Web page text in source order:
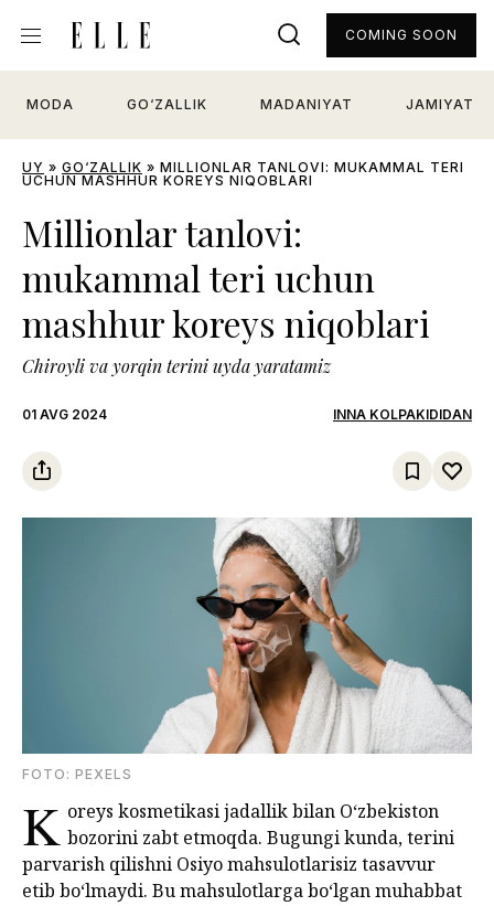
MODA GO‘ZALLIK MADANIYAT JAMIYAT
COMING SOON
UY » GO‘ZALLIK » MILLIONLAR TANLOVI: MUKAMMAL TERI
UCHUN MASHHUR KOREYS NIQOBLARI
Millionlar tanlovi:
mukammal teri uchun
mashhur koreys niqoblari
Chiroyli va yorqin terini uyda yaratamiz
01 AVG 2024 INNA KOLPAKIDIDAN
FOTO: PEXELS
K oreys kosmetikasi jadallik bilan O‘zbekiston
bozorini zabt etmoqda. Bugungi kunda, terini
parvarish qilishni Osiyo mahsulotlarisiz tasavvur
etib bo‘lmaydi. Bu mahsulotlarga bo‘lgan muhabbat